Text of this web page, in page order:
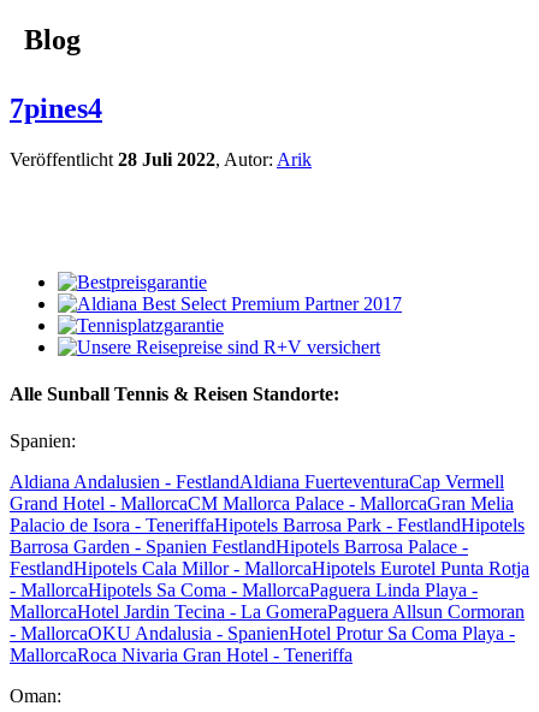
Blog
7pines4
Veröffentlicht 28 Juli 2022, Autor: Arik
Alle Sunball Tennis & Reisen Standorte:
Spanien:
Aldiana Andalusien - FestlandAldiana FuerteventuraCap Vermell
Grand Hotel - MallorcaCM Mallorca Palace - MallorcaGran Melia
Palacio de Isora - TeneriffaHipotels Barrosa Park - FestlandHipotels
Barrosa Garden - Spanien FestlandHipotels Barrosa Palace -
FestlandHipotels Cala Millor - MallorcaHipotels Eurotel Punta Rotja
- MallorcaHipotels Sa Coma - MallorcaPaguera Linda Playa -
MallorcaHotel Jardin Tecina - La GomeraPaguera Allsun Cormoran
- MallorcaOKU Andalusia - SpanienHotel Protur Sa Coma Playa -
MallorcaRoca Nivaria Gran Hotel - Teneriffa
Oman: